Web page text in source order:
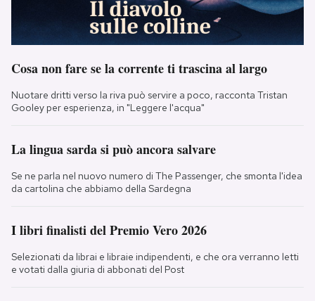
Cosa non fare se la corrente ti trascina al largo
Nuotare dritti verso la riva può servire a poco, racconta Tristan
Gooley per esperienza, in "Leggere l'acqua"
La lingua sarda si può ancora salvare
Se ne parla nel nuovo numero di The Passenger, che smonta l'idea
da cartolina che abbiamo della Sardegna
I libri finalisti del Premio Vero 2026
Selezionati da librai e libraie indipendenti, e che ora verranno letti
e votati dalla giuria di abbonati del Post